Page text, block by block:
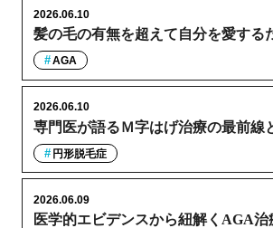
髪の毛の有無を超えて自分を愛する
2026.06.10
AGA
専門医が語るＭ字はげ治療の最前線
2026.06.10
円形脱毛症
医学的エビデンスから紐解くAGA治
2026.06.09